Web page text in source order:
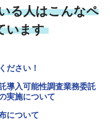
る人はこんなペ
います
ださい！
導入可能性調査業務委託
実施について
について